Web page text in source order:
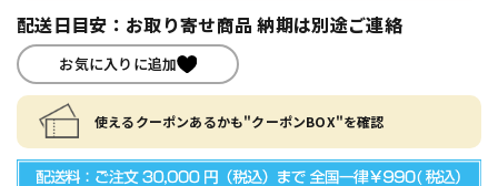
配送日目安：お取り寄せ商品 納期は別途ご連絡
お気に入りに追加
使えるクーポンあるかも"クーポンBOX"を確認